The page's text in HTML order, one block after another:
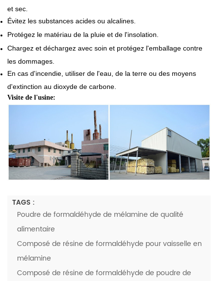
et sec.
Évitez les substances acides ou alcalines.
Protégez le matériau de la pluie et de l'insolation.
Chargez et déchargez avec soin et protégez l'emballage contre
les dommages.
En cas d'incendie, utiliser de l'eau, de la terre ou des moyens
d'extinction au dioxyde de carbone.
Visite de l'usine:
TAGS :
Poudre de formaldéhyde de mélamine de qualité
alimentaire
Composé de résine de formaldéhyde pour vaisselle en
mélamine
Composé de résine de formaldéhyde de poudre de